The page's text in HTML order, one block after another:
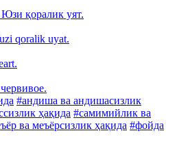
қоралик уят.
qoralik uyat.
#андиша ва андишасизлик
ҳақида #самимийлик ва
ва меъёрсизлик ҳақида #фойда